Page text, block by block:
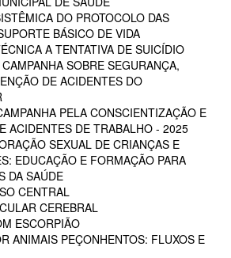
DO PROTOCOLO DAS
BÁSICO DE VIDA
A TENTATIVA DE SUICÍDIO
SOBRE SEGURANÇA,
DE ACIDENTES DO
PELA CONSCIENTIZAÇÃO E
ACIDENTES DE TRABALHO - 2025
SEXUAL DE CRIANÇAS E
EDUCAÇÃO E FORMAÇÃO PARA
DA SAÚDE
CENTRAL
CEREBRAL
ESCORPIÃO
ANIMAIS PEÇONHENTOS: FLUXOS E